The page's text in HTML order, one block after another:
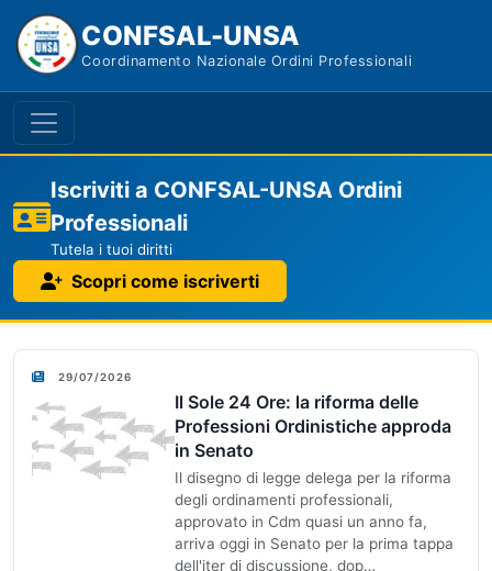
CONFSAL-UNSA
Coordinamento Nazionale Ordini Professionali
Iscriviti a CONFSAL-UNSA Ordini
Professionali
Tutela i tuoi diritti
Scopri come iscriverti
29/07/2026
Il Sole 24 Ore: la riforma delle
Professioni Ordinistiche approda
in Senato
Il disegno di legge delega per la riforma
degli ordinamenti professionali,
approvato in Cdm quasi un anno fa,
arriva oggi in Senato per la prima tappa
dell'iter di discussione, dop…